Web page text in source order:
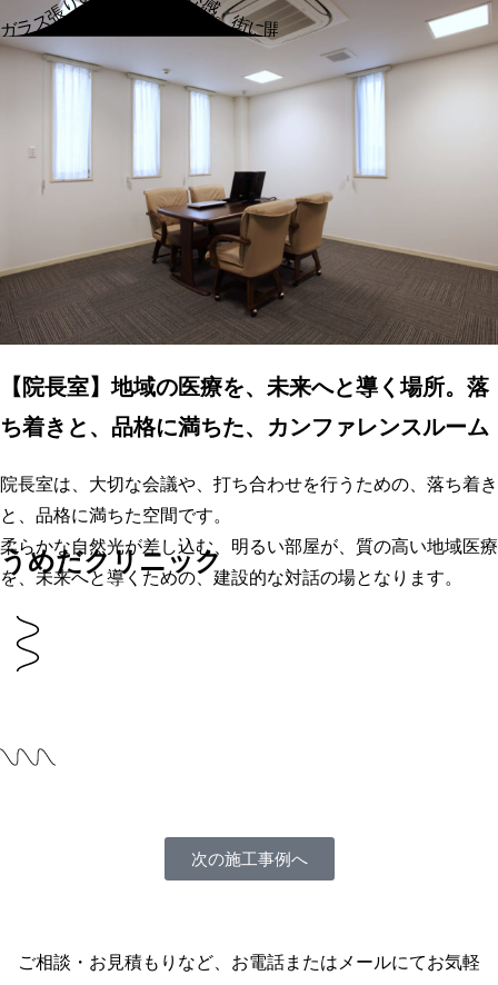
【院長室】地域の医療を、未来へと導く場所。落
ち着きと、品格に満ちた、カンファレンスルーム
院長室は、大切な会議や、打ち合わせを行うための、落ち着き
と、品格に満ちた空間です。
柔らかな自然光が差し込む、明るい部屋が、質の高い地域医療
を、未来へと導くための、建設的な対話の場となります。
うめだクリニック
次の施工事例へ
ご相談・お見積もりなど、お電話またはメールにてお気軽